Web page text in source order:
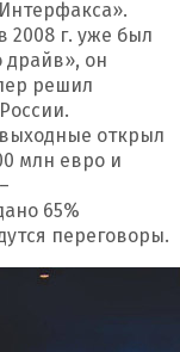
2008 г. уже был
драйв», он
решил
открыл
млн евро и
65%
переговоры.